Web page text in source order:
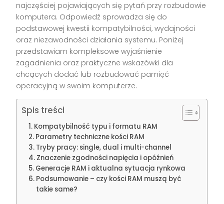
najczęściej pojawiających się pytań przy rozbudowie
komputera. Odpowiedź sprowadza się do
podstawowej kwestii kompatybilności, wydajności
oraz niezawodności działania systemu. Poniżej
przedstawiam kompleksowe wyjaśnienie
zagadnienia oraz praktyczne wskazówki dla
chcących dodać lub rozbudować pamięć
operacyjną w swoim komputerze.
Spis treści
Kompatybilność typu i formatu RAM
Parametry techniczne kości RAM
Tryby pracy: single, dual i multi-channel
Znaczenie zgodności napięcia i opóźnień
Generacje RAM i aktualna sytuacja rynkowa
Podsumowanie – czy kości RAM muszą być
takie same?